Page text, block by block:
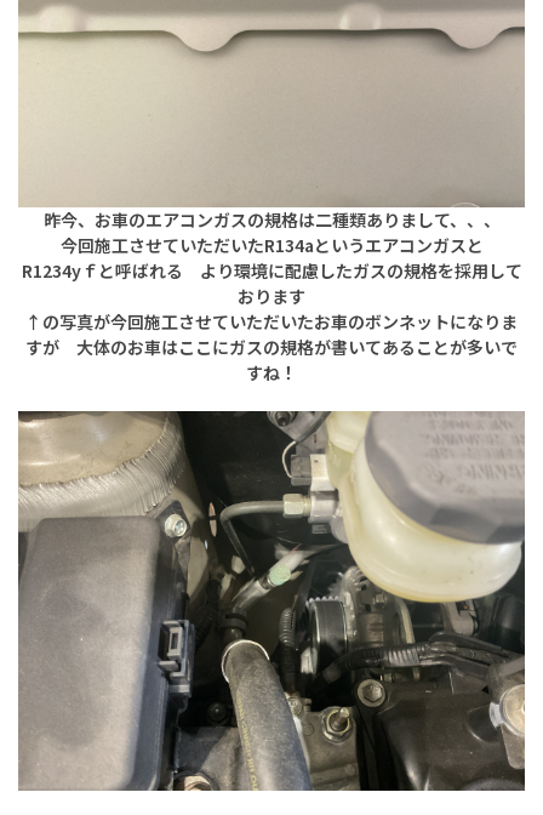
昨今、お車のエアコンガスの規格は二種類ありまして、、、
今回施工させていただいたR134aというエアコンガスと
R1234yｆと呼ばれる より環境に配慮したガスの規格を採用して
おります
↑の写真が今回施工させていただいたお車のボンネットになりま
すが 大体のお車はここにガスの規格が書いてあることが多いで
すね！